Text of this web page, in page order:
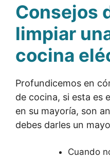
Consejos
limpiar
cocina
Profundicemos en
de cocina, si esta es
en su mayoría, son
debes darles un
Cuando